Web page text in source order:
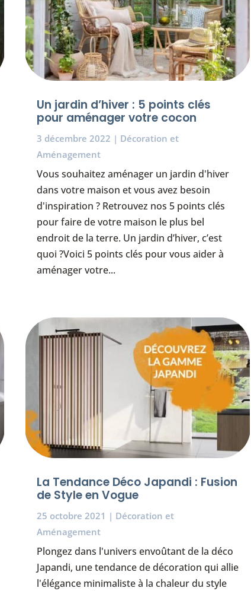
Un jardin d’hiver : 5 points clés
pour aménager votre cocon
3 décembre 2022 | Décoration et
Aménagement
Vous souhaitez aménager un jardin d'hiver
dans votre maison et vous avez besoin
d'inspiration ? Retrouvez nos 5 points clés
pour faire de votre maison le plus bel
endroit de la terre. Un jardin d’hiver, c’est
quoi ?Voici 5 points clés pour vous aider à
aménager votre...
La Tendance Déco Japandi : Fusion
de Style en Vogue
25 octobre 2021 | Décoration et
Aménagement
Plongez dans l'univers envoûtant de la déco
Japandi, une tendance de décoration qui allie
l'élégance minimaliste à la chaleur du style